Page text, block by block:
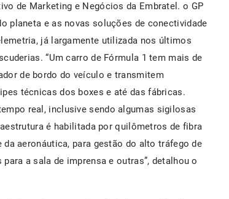
de Marketing e Negócios da Embratel. o GP
planeta e as novas soluções de conectividade
já largamente utilizada nos últimos
“Um carro de Fórmula 1 tem mais de
de bordo do veículo e transmitem
técnicas dos boxes e até das fábricas.
real, inclusive sendo algumas sigilosas
é habilitada por quilômetros de fibra
aeronáutica, para gestão do alto tráfego de
a sala de imprensa e outras”, detalhou o